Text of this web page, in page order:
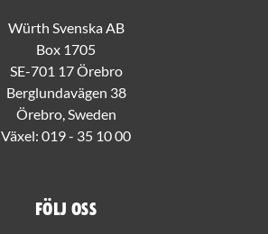
Würth Svenska AB
Box 1705
SE-701 17 Örebro
Berglundavägen 38
Örebro, Sweden
Växel: 019 - 35 10 00
Följ oss